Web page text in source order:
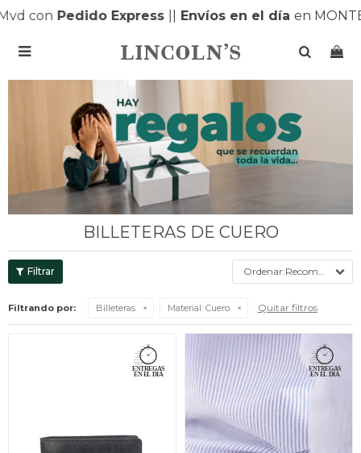
Pedido Express||Envíos en el díaen

BILLETERAS DE CUERO
Recomendados
Filtrando por: Billeteras Material: Cuero Quitar filtros